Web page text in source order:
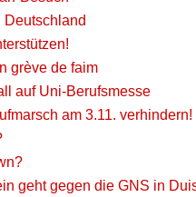
Deutschland
grève de faim
auf Uni-Berufsmesse
am 3.11. verhindern!
geht gegen die GNS in